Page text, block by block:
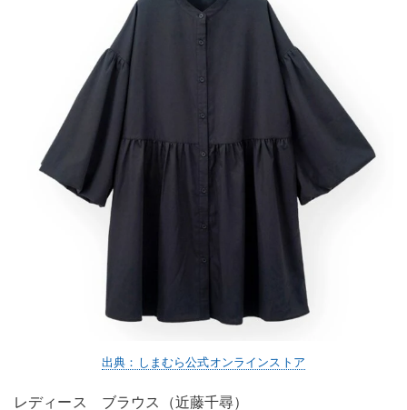
出典：しまむら公式オンラインストア
レディース ブラウス（近藤千尋）